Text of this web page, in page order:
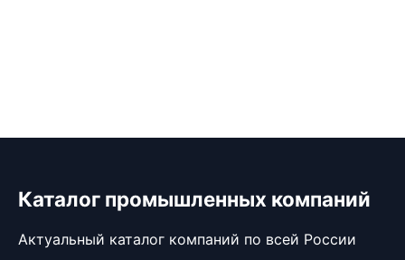
Каталог промышленных компаний
Актуальный каталог компаний по всей России